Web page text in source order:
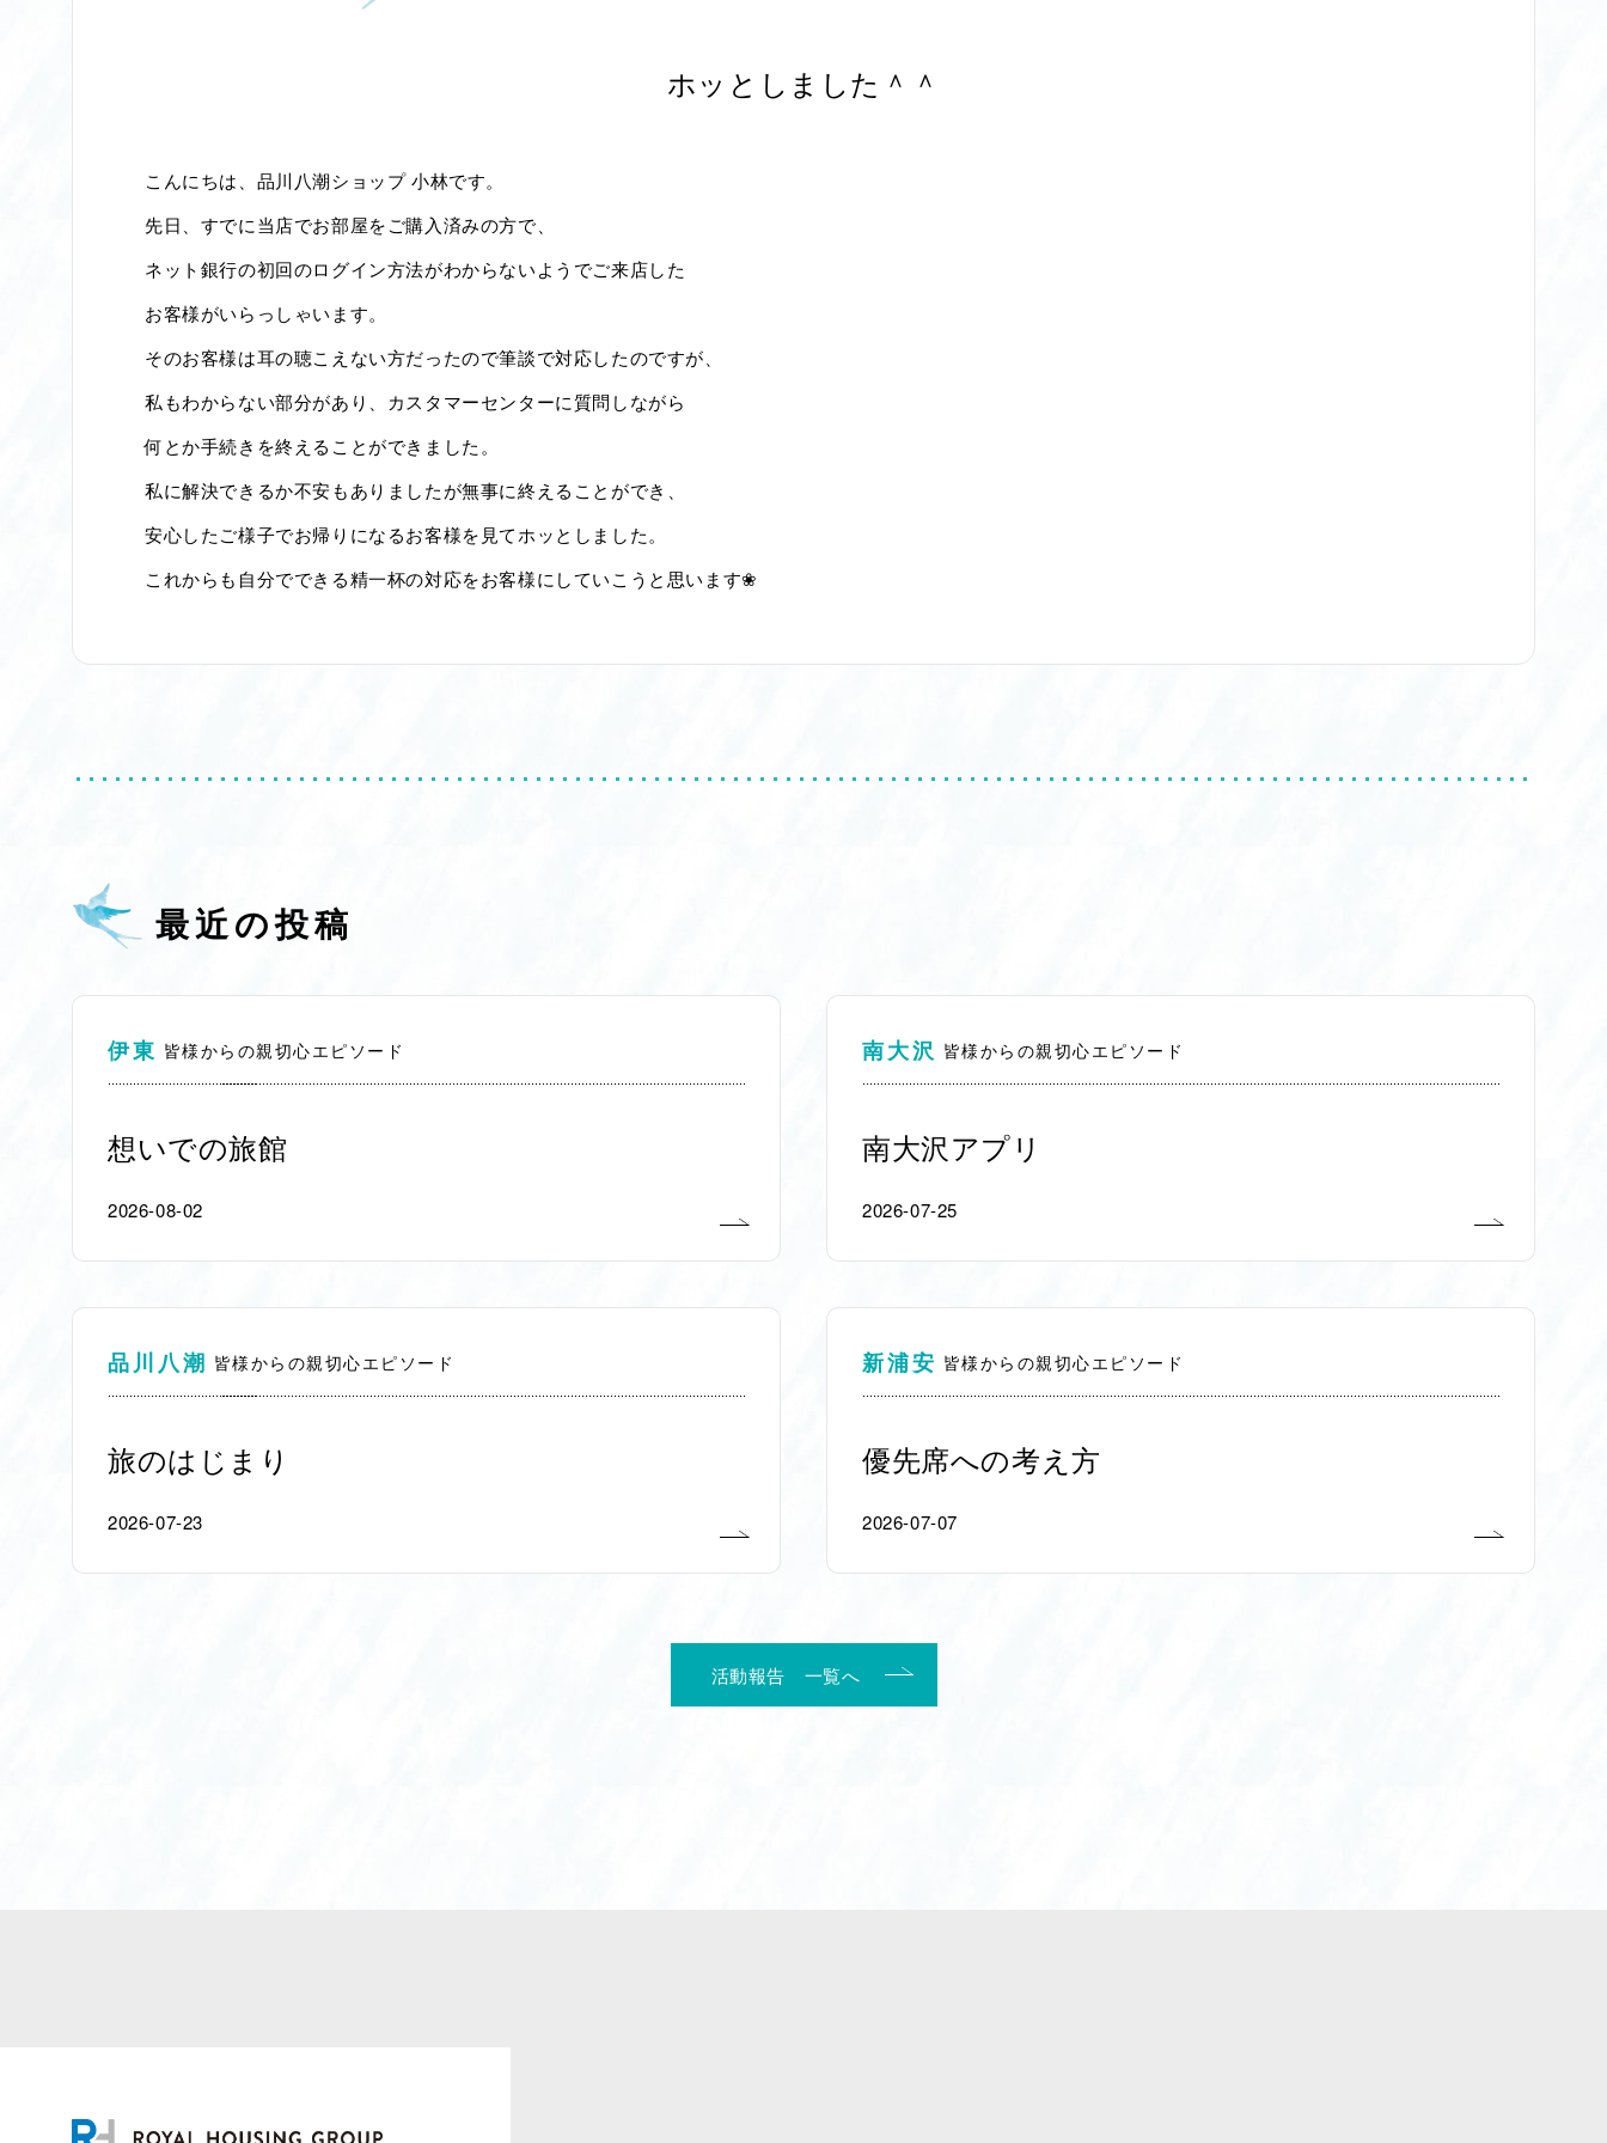
ホッとしました＾＾
こんにちは、品川八潮ショップ 小林です。
先日、すでに当店でお部屋をご購入済みの方で、
ネット銀行の初回のログイン方法がわからないようでご来店した
お客様がいらっしゃいます。
そのお客様は耳の聴こえない方だったので筆談で対応したのですが、
私もわからない部分があり、カスタマーセンターに質問しながら
何とか手続きを終えることができました。
私に解決できるか不安もありましたが無事に終えることができ、
安心したご様子でお帰りになるお客様を見てホッとしました。
これからも自分でできる精一杯の対応をお客様にしていこうと思います❀
最近の投稿
伊東 皆様からの親切心エピソード
想いでの旅館
2026-08-02
南大沢 皆様からの親切心エピソード
南大沢アプリ
2026-07-25
品川八潮 皆様からの親切心エピソード
旅のはじまり
2026-07-23
新浦安 皆様からの親切心エピソード
優先席への考え方
2026-07-07
活動報告 一覧へ